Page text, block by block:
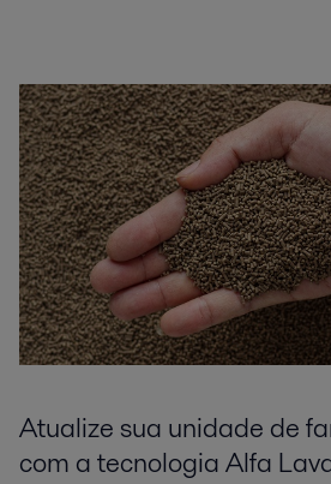
Atualize sua unidade de
com a tecnologia Alfa